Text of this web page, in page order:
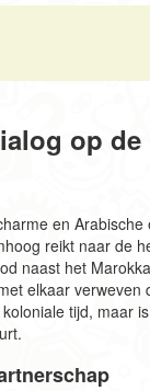
op
en
reikt naar de
naast het
elkaar
tijd, maar